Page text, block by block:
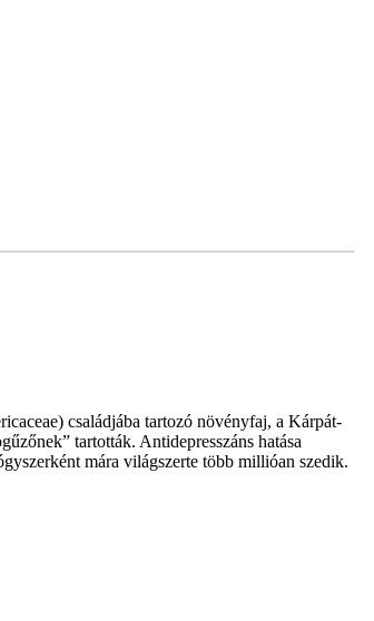
családjába tartozó növényfaj, a Kárpát-
tartották. Antidepresszáns hatása
mára világszerte több millióan szedik.